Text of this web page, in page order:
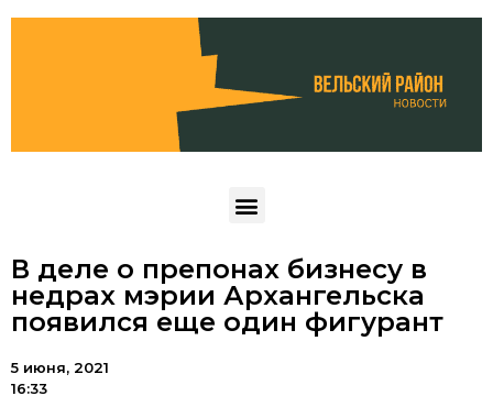
В деле о препонах бизнесу в
недрах мэрии Архангельска
появился еще один фигурант
5 июня, 2021
16:33